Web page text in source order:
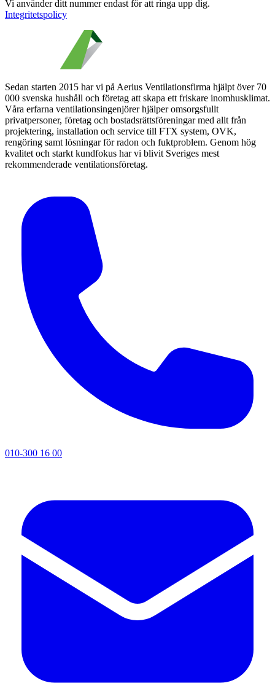
Vi använder ditt nummer endast för att ringa upp dig.
Integritetspolicy
Sedan starten 2015 har vi på Aerius Ventilationsfirma hjälpt över 70
000 svenska hushåll och företag att skapa ett friskare inomhusklimat.
Våra erfarna ventilationsingenjörer hjälper omsorgsfullt
privatpersoner, företag och bostadsrättsföreningar med allt från
projektering, installation och service till FTX system, OVK,
rengöring samt lösningar för radon och fuktproblem. Genom hög
kvalitet och starkt kundfokus har vi blivit Sveriges mest
rekommenderade ventilationsföretag.
010-300 16 00